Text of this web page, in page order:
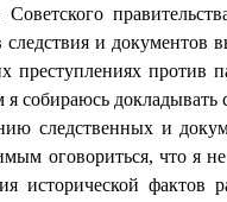
след­ствия и документов
преступлениях про­тив
собираюсь докладывать
следственных и
оговориться, что я
исторической фактов